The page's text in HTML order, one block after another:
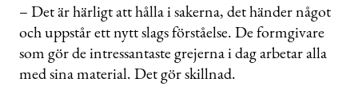
– Det är härligt att hålla i sakerna, det händer något
och uppstår ett nytt slags förståelse. De formgivare
som gör de intressantaste grejerna i dag arbetar alla
med sina material. Det gör skillnad.